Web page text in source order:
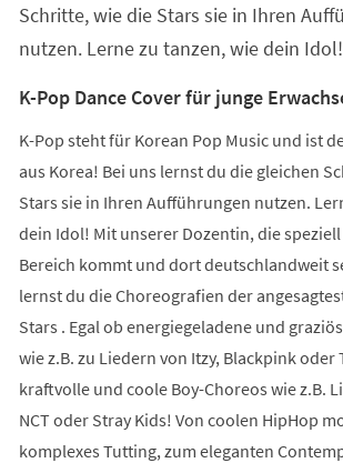
Schritte, wie die Stars sie in Ihren
nutzen. Lerne zu tanzen, wie dein Idol!
K-Pop Dance Cover für junge
K-Pop steht für Korean Pop Music und ist
aus Korea! Bei uns lernst du die gleichen
Stars sie in Ihren Aufführungen nutzen.
dein Idol! Mit unserer Dozentin, die speziell
Bereich kommt und dort deutschlandweit
lernst du die Choreografien der
Stars . Egal ob energiegeladene und
wie z.B. zu Liedern von Itzy, Blackpink oder
kraftvolle und coole Boy-Choreos wie z.B.
NCT oder Stray Kids! Von coolen HipHop
komplexes Tutting, zum eleganten